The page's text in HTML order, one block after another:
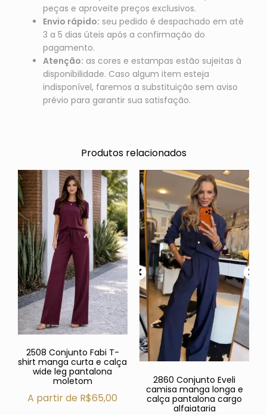
peças e aproveite preços exclusivos.
Envio rápido: seu pedido é despachado em até
3 a 5 dias úteis após a confirmação do
pagamento.
Atenção: as cores e estampas estão sujeitas à
disponibilidade. Caso algum item esteja
indisponível, faremos a substituição sem aviso
prévio para garantir sua satisfação.
Produtos relacionados
2508 Conjunto Fabi T-
shirt manga curta e calça
wide leg pantalona
moletom
A partir de R$65,00
2860 Conjunto Eveli
camisa manga longa e
calça pantalona cargo
alfaiataria